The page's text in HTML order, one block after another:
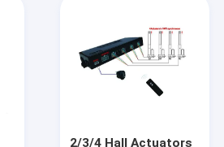
ασφάλειας οχημάτων
2/3/4 Hall Actuators